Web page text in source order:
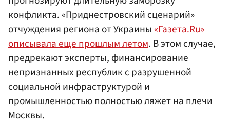
конфликта. «Приднестровский сценарий»
отчуждения региона от Украины«Газета.Ru»
описывала еще прошлым летом. В этом случае,
предрекают эксперты, финансирование
непризнанных республик с разрушенной
социальной инфраструктурой и
промышленностью полностью ляжет на плечи
Москвы.